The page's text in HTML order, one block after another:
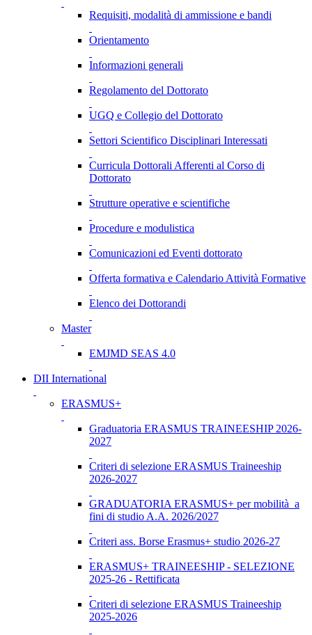
Requisiti, modalità di ammissione e bandi
Orientamento
Informazioni generali
Regolamento del Dottorato
UGQ e Collegio del Dottorato
Settori Scientifico Disciplinari Interessati
Curricula Dottorali Afferenti al Corso di
Dottorato
Strutture operative e scientifiche
Procedure e modulistica
Comunicazioni ed Eventi dottorato
Offerta formativa e Calendario Attività Formative
Elenco dei Dottorandi
Master
EMJMD SEAS 4.0
DII International
ERASMUS+
Graduatoria ERASMUS TRAINEESHIP 2026-
2027
Criteri di selezione ERASMUS Traineeship
2026-2027
GRADUATORIA ERASMUS+ per mobilità a
fini di studio A.A. 2026/2027
Criteri ass. Borse Erasmus+ studio 2026-27
ERASMUS+ TRAINEESHIP - SELEZIONE
2025-26 - Rettificata
Criteri di selezione ERASMUS Traineeship
2025-2026